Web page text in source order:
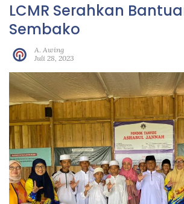
LCMR Serahkan
Sembako
A. Awing
Juli 28, 2023